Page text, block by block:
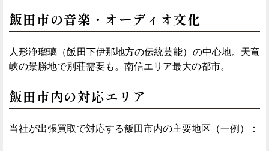
飯田市の音楽・オーディオ文化
人形浄瑠璃（飯田下伊那地方の伝統芸能）の中心地。天竜
峡の景勝地で別荘需要も。南信エリア最大の都市。
飯田市内の対応エリア
当社が出張買取で対応する飯田市内の主要地区（一例）：